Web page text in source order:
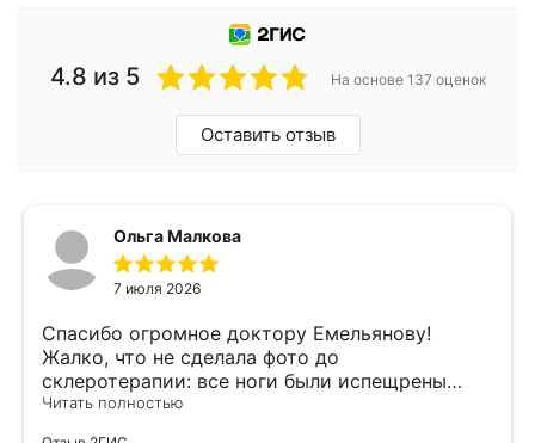
4.8 из 5 На основе 137 оценок
Оставить отзыв
Ольга Малкова
7 июля 2026
Спасибо огромное доктору Емельянову!
Жалко, что не сделала фото до
склеротерапии: все ноги были испещрены
звёздочками. Пришлось сделать 5 процедур
Читать полностью